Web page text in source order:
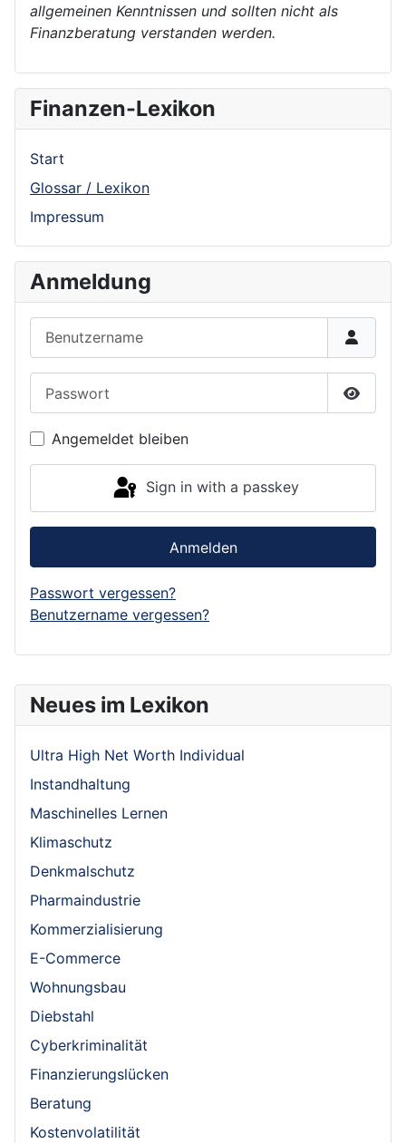
Neues im Lexikon
Ultra High Net Worth Individual
Instandhaltung
Maschinelles Lernen
Klimaschutz
Denkmalschutz
Pharmaindustrie
Kommerzialisierung
E-Commerce
Wohnungsbau
Diebstahl
Cyberkriminalität
Finanzierungslücken
Beratung
Kostenvolatilität
allgemeinen Kenntnissen und sollten nicht als
Finanzberatung verstanden werden.
Finanzen-Lexikon
Start
Glossar / Lexikon
Impressum
Anmeldung
Show
Angemeldet bleiben
Sign in with a passkey
Anmelden
Passwort vergessen?
Benutzername vergessen?